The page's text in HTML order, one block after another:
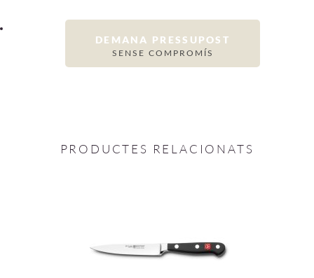
DEMANA PRESSUPOST
SENSE COMPROMÍS
PRODUCTES RELACIONATS